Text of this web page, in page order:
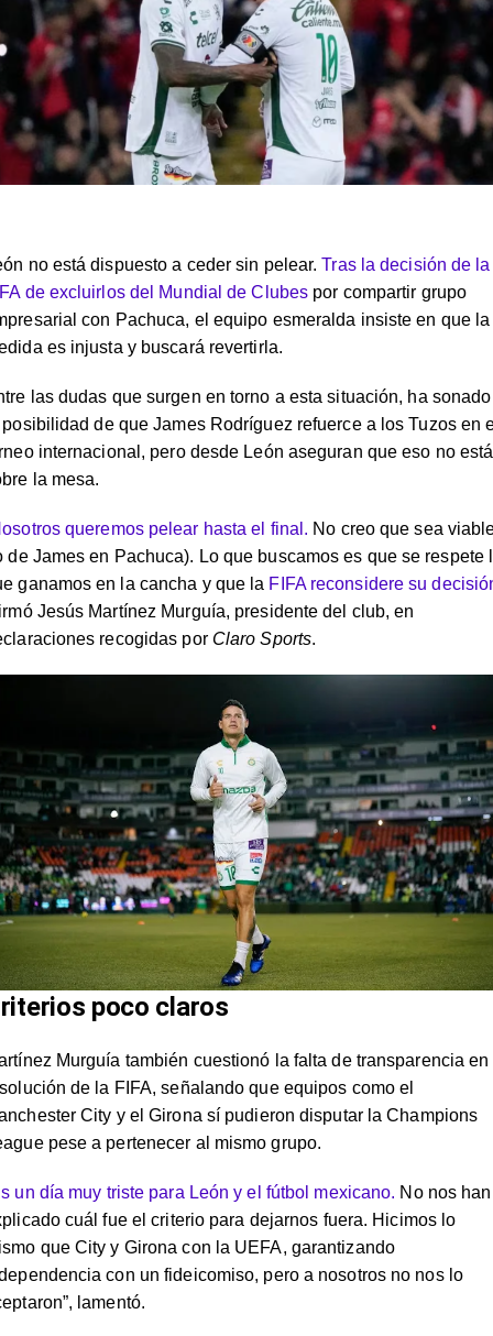
no está dispuesto a ceder sin pelear.Tras la decisión de la
de excluirlos del Mundial de Clubes por compartir grupo
con Pachuca, el equipo esmeralda insiste en que la
es injusta y buscará revertirla.
las dudas que surgen en torno a esta situación, ha sonado
de que James Rodríguez refuerce a los Tuzos en
internacional, pero desde León aseguran que eso no está
la mesa.
queremos pelear hasta el final. No creo que sea
de James en Pachuca). Lo que buscamos es que se respete
ganamos en la cancha y que la FIFA reconsidere su
Jesús Martínez Murguía, presidente del club, en
recogidas por Claro Sports.
poco claros
Murguía también cuestionó la falta de transparencia en
de la FIFA, señalando que equipos como el
City y el Girona sí pudieron disputar la Champions
pese a pertenecer al mismo grupo.
un día muy triste para León y el fútbol mexicano. No nos han
cuál fue el criterio para dejarnos fuera. Hicimos lo
que City y Girona con la UEFA, garantizando
con un fideicomiso, pero a nosotros no nos lo
lamentó.